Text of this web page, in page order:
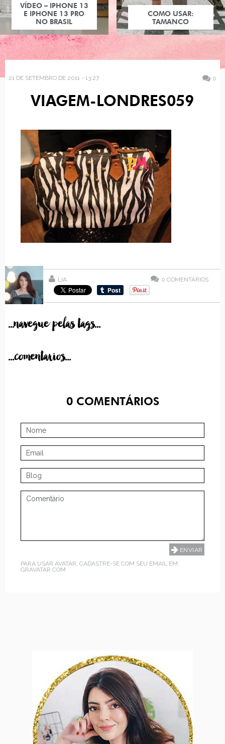
VÍDEO – IPHONE 13
E IPHONE 13 PRO
NO BRASIL
COMO USAR:
TAMANCO
21 DE SETEMBRO DE 2011 - 13:27 0
VIAGEM-LONDRES059
LIA 0 COMENTÁRIOS
...navegue pelas tags...
...comentarios...
0COMENTÁRIOS
PARA USAR AVATAR, CADASTRE-SE COM SEU EMAIL EM
GRAVATAR.COM